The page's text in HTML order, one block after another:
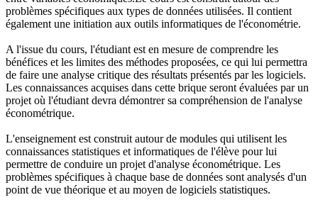
problèmes spécifiques aux types de données utilisées. Il contient
également une initiation aux outils informatiques de l'économétrie.
A l'issue du cours, l'étudiant est en mesure de comprendre les
bénéfices et les limites des méthodes proposées, ce qui lui permettra
de faire une analyse critique des résultats présentés par les logiciels.
Les connaissances acquises dans cette brique seront évaluées par un
projet où l'étudiant devra démontrer sa compréhension de l'analyse
économétrique.
L'enseignement est construit autour de modules qui utilisent les
connaissances statistiques et informatiques de l'élève pour lui
permettre de conduire un projet d'analyse économétrique. Les
problèmes spécifiques à chaque base de données sont analysés d'un
point de vue théorique et au moyen de logiciels statistiques.